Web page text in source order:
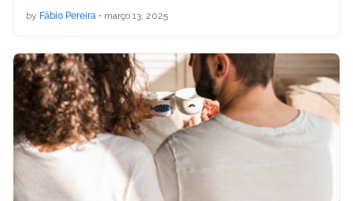
by Fábio Pereira • março 13, 2025